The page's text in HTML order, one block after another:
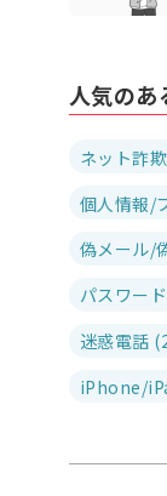
人気のあ
ネット詐
個人情報/
偽メール/
パスワー
迷惑電話
iPhone/